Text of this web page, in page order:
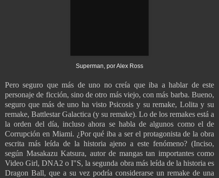
Superman, por Alex Ross
Pero seguro que más de uno no creía que iba a hablar de este
personaje de ficción, sino de otro más viejo, con más barba. Bueno,
seguro que más de uno ha visto Psicosis y su remake, Lolita y su
remake, Battlestar Galactica (y su remake). Lo de los remakes está a
la orden del día, incluso ahora se habla de algunos como el de
Corrupción en Miami. ¿Por qué iba a ser el protagonista de la obra
escrita más leída de la historia ajeno a este fenómeno? (Inciso,
según Masakazu Katsura, autor de mangas tan importantes como
Video Girl, DNA2 o I"S, la segunda obra más leída de la historia es
Dragon Ball, que a su vez podría considerarse un remake de una